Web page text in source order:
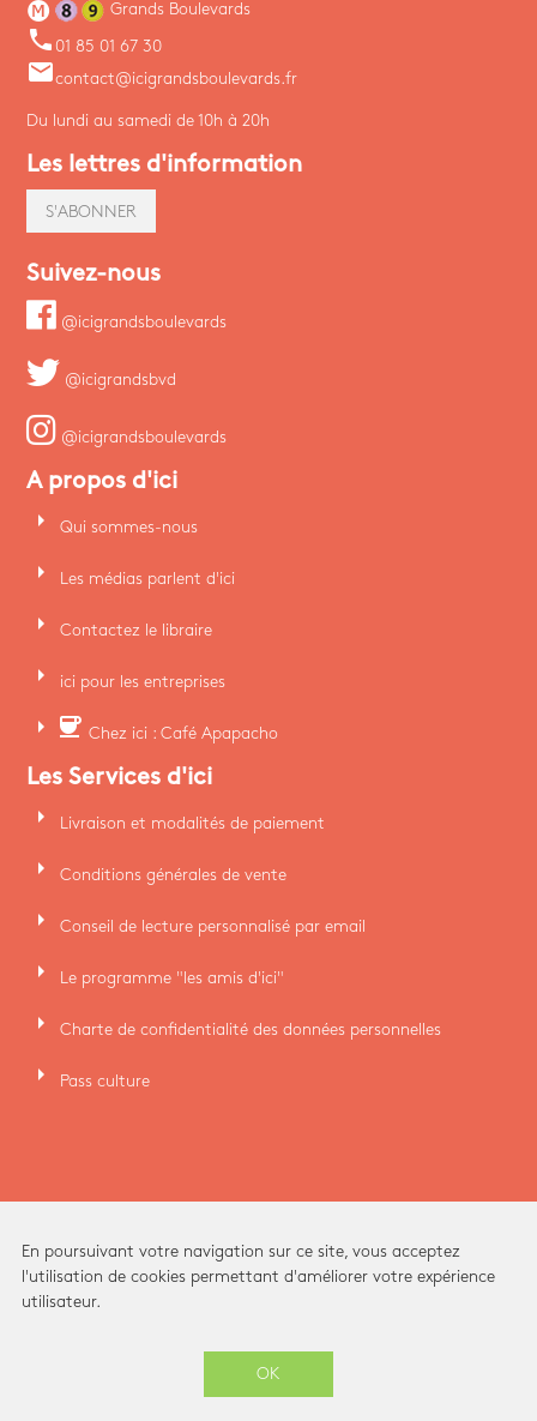
Grands Boulevards
phone 01 85 01 67 30
emailcontact@icigrandsboulevards.fr
Du lundi au samedi de 10h à 20h
Les lettres d'information
S'ABONNER
Suivez-nous
@icigrandsboulevards
@icigrandsbvd
@icigrandsboulevards
A propos d'ici
arrow_right Qui sommes-nous
arrow_right Les médias parlent d'ici
arrow_right Contactez le libraire
arrow_right ici pour les entreprises
arrow_right coffee Chez ici : Café Apapacho
Les Services d'ici
arrow_right Livraison et modalités de paiement
arrow_right Conditions générales de vente
arrow_right Conseil de lecture personnalisé par email
arrow_right Le programme "les amis d'ici"
arrow_right Charte de confidentialité des données personnelles
arrow_right Pass culture
Ici Librairie - Paris Grands Boulevards © 2026 -
En poursuivant votre navigation sur ce site, vous acceptez
l'utilisation de cookies permettant d'améliorer votre expérience
utilisateur.
OK